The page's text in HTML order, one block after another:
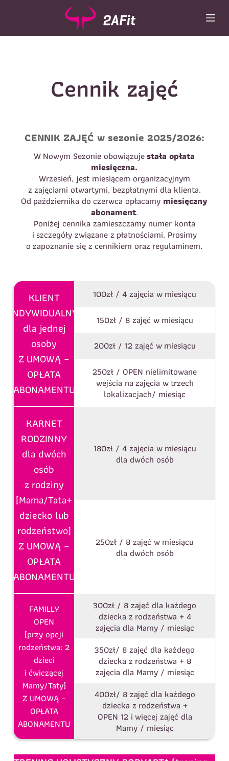
z
Cennik zajęć
CENNIK ZAJĘĆ w sezonie 2025/2026:
W Nowym Sezonie obowiązujestała opłata
miesięczna.
Wrzesień, jest miesiącem organizacyjnym
z zajęciami otwartymi, bezpłatnymi dla klienta.
Od października do czerwca opłacamy miesięczny
abonament.
Poniżej cennika zamieszczamy numer konta
i szczegóły związane z płatnościami. Prosimy
o zapoznanie się z cennikiem oraz regulaminem.
KLIENT
INDYWIDUALNY
dla jednej
osoby
Z UMOWĄ –
OPŁATA
ABONAMENTU
100zł / 4 zajęcia w miesiącu
150zł / 8 zajęć w miesiącu
200zł / 12 zajęć w miesiącu
250zł / OPEN nielimitowane
wejścia na zajęcia w trzech
lokalizacjach/ miesiąc
KARNET
RODZINNY
dla dwóch
osób
z rodziny
[Mama/Tata+
dziecko lub
rodzeństwo]
Z UMOWĄ –
OPŁATA
ABONAMENTU
180zł / 4 zajęcia w miesiącu
dla dwóch osób
250zł / 8 zajęć w miesiącu
dla dwóch osób
FAMILLY
OPEN
[przy opcji
rodzeństwa: 2
dzieci
i ćwiczącej
Mamy/Taty]
Z UMOWĄ –
OPŁATA
ABONAMENTU
300zł / 8 zajęć dla każdego
dziecka z rodzeństwa + 4
zajęcia dla Mamy / miesiąc
350zł/ 8 zajęć dla każdego
dziecka z rodzeństwa + 8
zajęcia dla Mamy / miesiąc
400zł/ 8 zajęć dla każdego
dziecka z rodzeństwa +
OPEN 12 i więcej zajęć dla
Mamy / miesiąc